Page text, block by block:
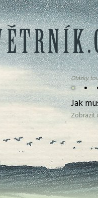
• •
Otázky
Jak